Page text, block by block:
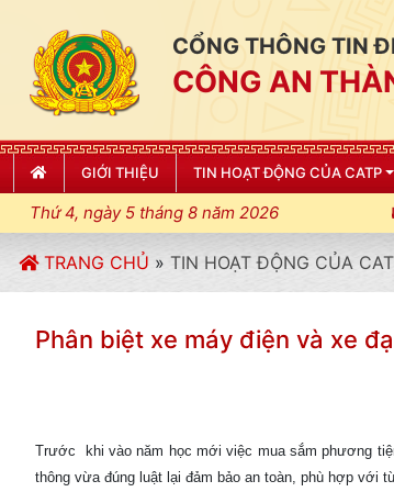
CỔNG THÔNG TIN
CÔNG AN
GIỚI THIỆU TIN HOẠT ĐỘNG CỦA CATP
Thứ 4, ngày 5 tháng 8 năm 2026
XÂY DỰNG NẾP SỐNG VĂN HÓA VÌ NHÂN
TRANG CHỦ » TIN HOẠT ĐỘNG CỦA
Phân biệt xe máy điện và xe
Trước khi vào năm học mới việc mua sắm phương
thông vừa đúng luật lại đảm bảo an toàn, phù hợp với